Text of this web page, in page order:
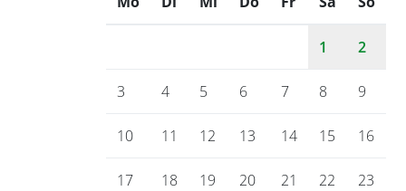
1 2
3 4 5 6 7 8 9
10 11 12 13 14 15 16
17 18 19 20 21 22 23